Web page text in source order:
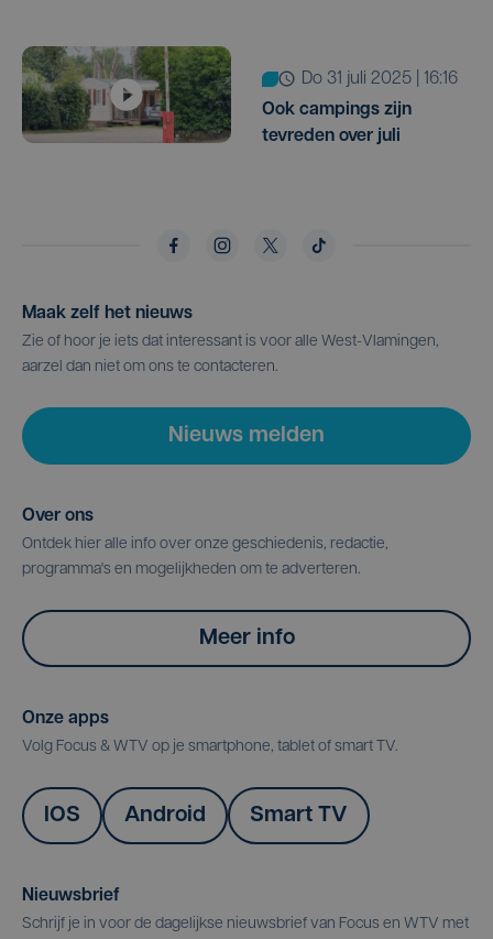
do 31 juli 2025 | 16:16
Ook campings zijn
tevreden over juli
Maak zelf het nieuws
Zie of hoor je iets dat interessant is voor alle West-Vlamingen,
aarzel dan niet om ons te contacteren.
Nieuws melden
Over ons
Ontdek hier alle info over onze geschiedenis, redactie,
programma's en mogelijkheden om te adverteren.
Meer info
Onze apps
Volg Focus & WTV op je smartphone, tablet of smart TV.
IOS Android Smart TV
Nieuwsbrief
Schrijf je in voor de dagelijkse nieuwsbrief van Focus en WTV met